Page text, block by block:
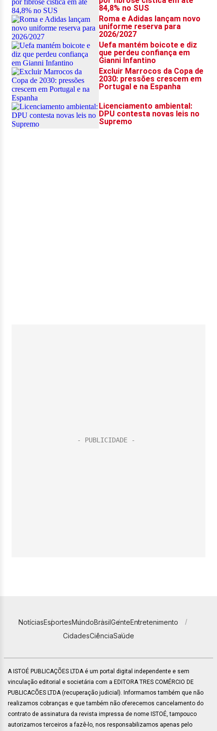
NotíciasEsportesMundoBrasilGenteEntretenimento
CidadesCiênciaSaúde
A ISTOÉ PUBLICAÇÕES LTDA é um portal digital independente e sem
vinculação editorial e societária com a EDITORA TRES COMÉRCIO DE
PUBLICACÕES LTDA (recuperação judicial). Informamos também que não
realizamos cobranças e que também não oferecemos cancelamento do
contrato de assinatura da revista impressa de nome ISTOÉ, tampouco
autorizamos terceiros a fazê-lo, nos responsabilizamos apenas pelo